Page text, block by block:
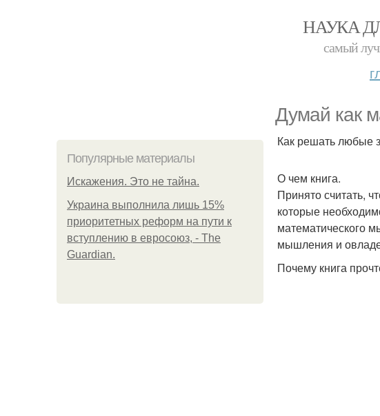
НАУКА
самый
Думай как
Популярные материалы
Искажения. Это не тайна.
Украина выполнила лишь 15%
приоритетных реформ на пути к
вступлению в евросоюз, - The
Guardian.
Как решать любые
О чем книга.
Принято считать,
которые
математического
мышления и
Почему книга